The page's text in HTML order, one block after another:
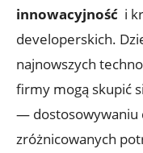
innowacyjność i
developerskich.
⁢najnowszych
firmy⁢ mogą ‍skupić
‍— dostosowywaniu
zróżnicowanych